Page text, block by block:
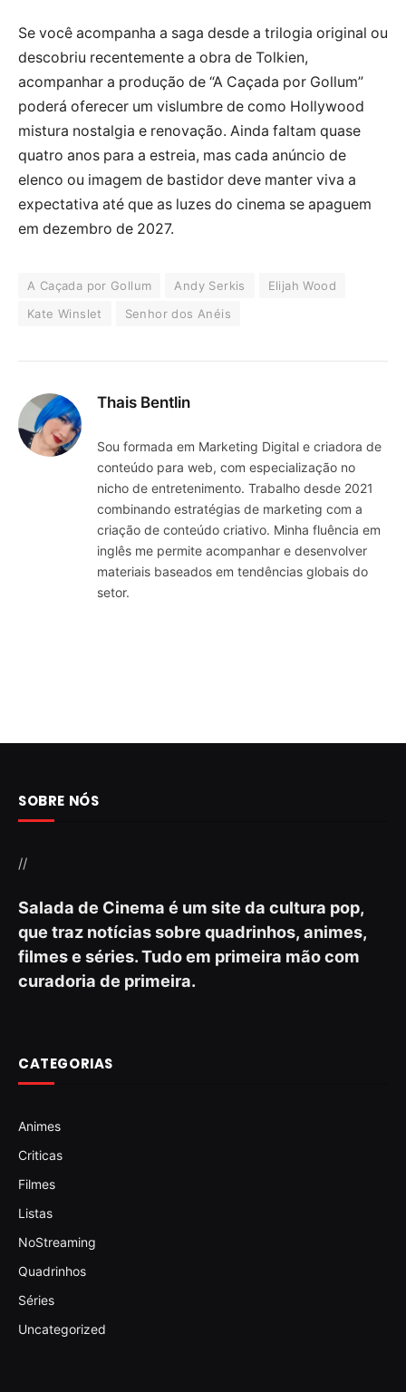
Se você acompanha a saga desde a trilogia original ou
descobriu recentemente a obra de Tolkien,
acompanhar a produção de “A Caçada por Gollum”
poderá oferecer um vislumbre de como Hollywood
mistura nostalgia e renovação. Ainda faltam quase
quatro anos para a estreia, mas cada anúncio de
elenco ou imagem de bastidor deve manter viva a
expectativa até que as luzes do cinema se apaguem
em dezembro de 2027.
A Caçada por Gollum Andy Serkis
Elijah Wood
Kate Winslet
Senhor dos Anéis
Thais Bentlin
Sou formada em Marketing Digital e criadora de
conteúdo para web, com especialização no
nicho de entretenimento. Trabalho desde 2021
combinando estratégias de marketing com a
criação de conteúdo criativo. Minha fluência em
inglês me permite acompanhar e desenvolver
materiais baseados em tendências globais do
setor.
SOBRE NÓS
//
Salada de Cinema é um site da cultura pop,
que traz notícias sobre quadrinhos, animes,
filmes e séries. Tudo em primeira mão com
curadoria de primeira.
CATEGORIAS
Animes
Criticas
Filmes
Listas
NoStreaming
Quadrinhos
Séries
Uncategorized